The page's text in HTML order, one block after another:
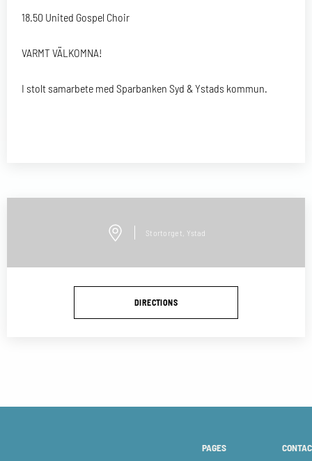
18.50 United Gospel Choir
VARMT VÄLKOMNA!
I stolt samarbete med Sparbanken Syd & Ystads kommun.
Stortorget, Ystad
DIRECTIONS
PAGES